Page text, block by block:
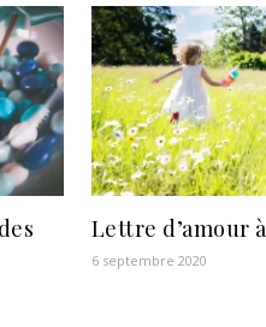
Lettre d’amour
6 septembre 2020